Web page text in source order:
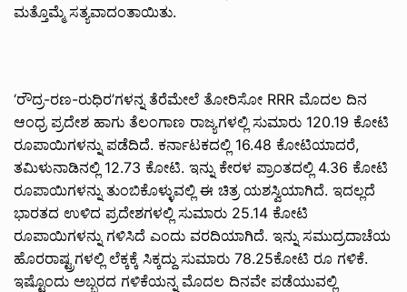
ಮತ್ತೊಮ್ಮೆ ಸತ್ಯವಾದಂತಾಯಿತು.
‘ರೌದ್ರ-ರಣ-ರುಧಿರ’ಗಳನ್ನ ತೆರೆಮೇಲೆ ತೋರಿಸೋ RRR ಮೊದಲ ದಿನ
ಆಂಧ್ರ ಪ್ರದೇಶ ಹಾಗು ತೆಲಂಗಾಣ ರಾಜ್ಯಗಳಲ್ಲಿ ಸುಮಾರು 120.19 ಕೋಟಿ
ರೂಪಾಯಿಗಳನ್ನು ಪಡೆದಿದೆ. ಕರ್ನಾಟಕದಲ್ಲಿ 16.48 ಕೋಟಿಯಾದರೆ,
ತಮಿಳುನಾಡಿನಲ್ಲಿ 12.73 ಕೋಟಿ. ಇನ್ನು ಕೇರಳ ಪ್ರಾಂತದಲ್ಲಿ 4.36 ಕೋಟಿ
ರೂಪಾಯಿಗಳನ್ನು ತುಂಬಿಕೊಳ್ಳುವಲ್ಲಿ ಈ ಚಿತ್ರ ಯಶಸ್ವಿಯಾಗಿದೆ. ಇದಲ್ಲದೆ
ಭಾರತದ ಉಳಿದ ಪ್ರದೇಶಗಳಲ್ಲಿ ಸುಮಾರು 25.14 ಕೋಟಿ
ರೂಪಾಯಿಗಳನ್ನು ಗಳಿಸಿದೆ ಎಂದು ವರದಿಯಾಗಿದೆ. ಇನ್ನು ಸಮುದ್ರದಾಚೆಯ
ಹೊರರಾಷ್ಟ್ರಗಳಲ್ಲಿ ಲೆಕ್ಕಕ್ಕೆ ಸಿಕ್ಕದ್ದು ಸುಮಾರು 78.25ಕೋಟಿ ರೂ ಗಳಿಕೆ.
ಇಷ್ಟೊಂದು ಅಬ್ಬರದ ಗಳಿಕೆಯನ್ನ ಮೊದಲ ದಿನವೇ ಪಡೆಯುವಲ್ಲಿ